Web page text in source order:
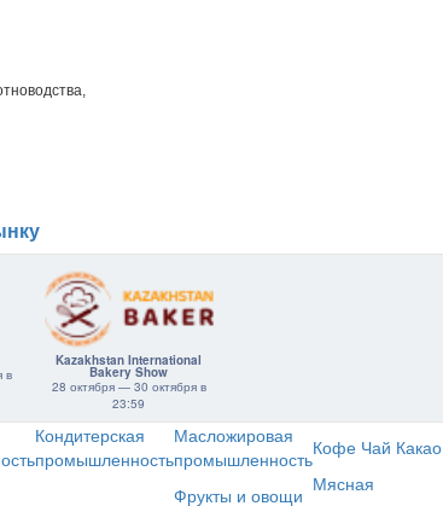
в
Kazakhstan International
Bakery Show
28 октября — 30 октября в
23:59
Кондитерская
промышленность
Масложировая
промышленностьКофе Чай Какао
Фрукты и овощи Мясная